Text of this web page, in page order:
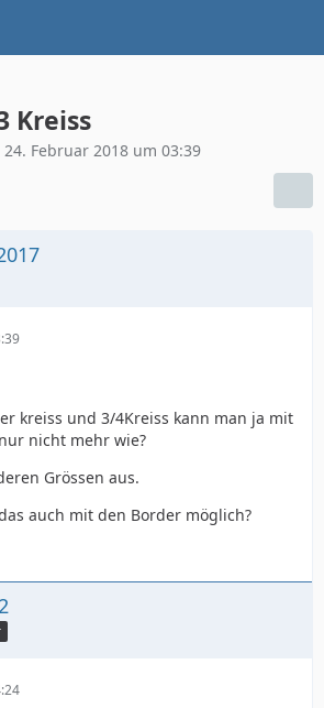
Kreiss
24. Februar 2018 um 03:39
kreiss und 3/4Kreiss kann man ja mit
nicht mehr wie?
Grössen aus.
auch mit den Border möglich?